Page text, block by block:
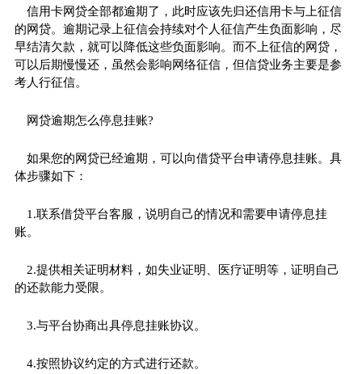
信用卡网贷全部都逾期了，此时应该先归还信用卡与上征信
的网贷。逾期记录上征信会持续对个人征信产生负面影响，尽
早结清欠款，就可以降低这些负面影响。而不上征信的网贷，
可以后期慢慢还，虽然会影响网络征信，但信贷业务主要是参
考人行征信。
网贷逾期怎么停息挂账?
如果您的网贷已经逾期，可以向借贷平台申请停息挂账。具
体步骤如下：
1.联系借贷平台客服，说明自己的情况和需要申请停息挂
账。
2.提供相关证明材料，如失业证明、医疗证明等，证明自己
的还款能力受限。
3.与平台协商出具停息挂账协议。
4.按照协议约定的方式进行还款。